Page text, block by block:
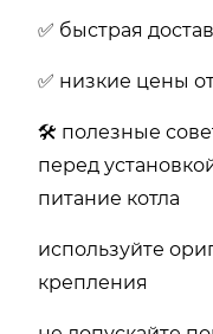
✅ быстрая
✅ низкие цены
🛠 полезные
перед
питание котла
используйте
крепления